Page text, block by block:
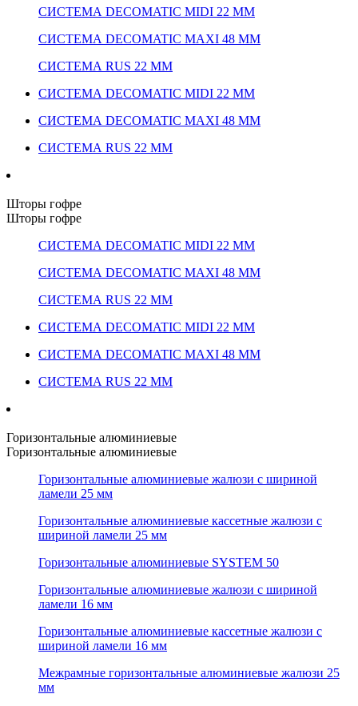
СИСТЕМА DECOMATIC MIDI 22 ММ
СИСТЕМА DECOMATIC MAXI 48 ММ
СИСТЕМА RUS 22 ММ
СИСТЕМА DECOMATIC MIDI 22 ММ
СИСТЕМА DECOMATIC MAXI 48 ММ
СИСТЕМА RUS 22 ММ
Шторы гофре
Шторы гофре
СИСТЕМА DECOMATIC MIDI 22 ММ
СИСТЕМА DECOMATIC MAXI 48 ММ
СИСТЕМА RUS 22 ММ
СИСТЕМА DECOMATIC MIDI 22 ММ
СИСТЕМА DECOMATIC MAXI 48 ММ
СИСТЕМА RUS 22 ММ
Горизонтальные алюминиевые
Горизонтальные алюминиевые
Горизонтальные алюминиевые жалюзи с шириной
ламели 25 мм
Горизонтальные алюминиевые кассетные жалюзи с
шириной ламели 25 мм
Горизонтальные алюминиевые SYSTEM 50
Горизонтальные алюминиевые жалюзи с шириной
ламели 16 мм
Горизонтальные алюминиевые кассетные жалюзи с
шириной ламели 16 мм
Межрамные горизонтальные алюминиевые жалюзи 25
мм